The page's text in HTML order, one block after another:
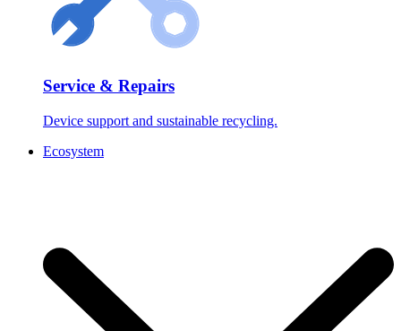
Service & Repairs
Device support and sustainable recycling.
Ecosystem